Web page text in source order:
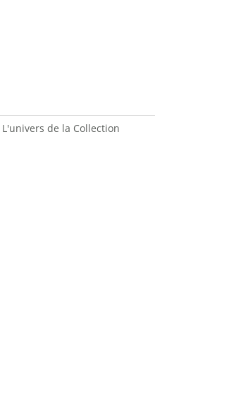
L'univers de la Collection